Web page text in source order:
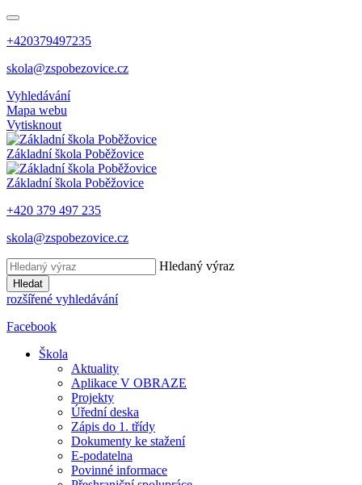
+420379497235
skola@zspobezovice.cz
Vyhledávání
Mapa webu
Vytisknout
Základní škola Poběžovice
Základní škola Poběžovice
+420 379 497 235
skola@zspobezovice.cz
Hledaný výraz
Hledat
rozšířené vyhledávání
Facebook
Škola
Aktuality
Aplikace V OBRAZE
Projekty
Úřední deska
Zápis do 1. třídy
Dokumenty ke stažení
E-podatelna
Povinné informace